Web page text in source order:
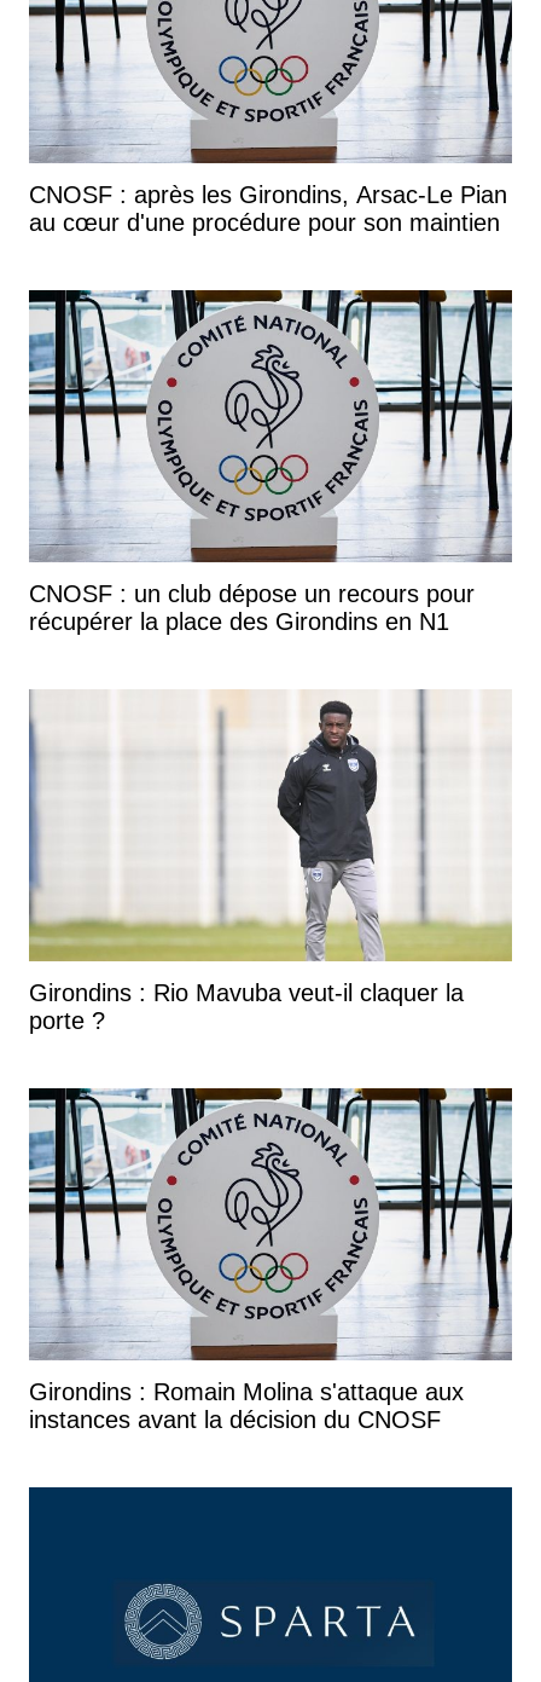
CNOSF : après les Girondins, Arsac-Le Pian
au cœur d'une procédure pour son maintien
CNOSF : un club dépose un recours pour
récupérer la place des Girondins en N1
Girondins : Rio Mavuba veut-il claquer la
porte ?
Girondins : Romain Molina s'attaque aux
instances avant la décision du CNOSF